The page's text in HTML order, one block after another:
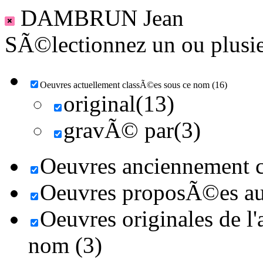
DAMBRUN Jean
SÃ©lectionnez un ou
Oeuvres actuellement classÃ©es sous ce nom (16)
original(13)
gravÃ© par(3)
Oeuvres anciennement
Oeuvres proposÃ©es
Oeuvres originales de
nom (3)